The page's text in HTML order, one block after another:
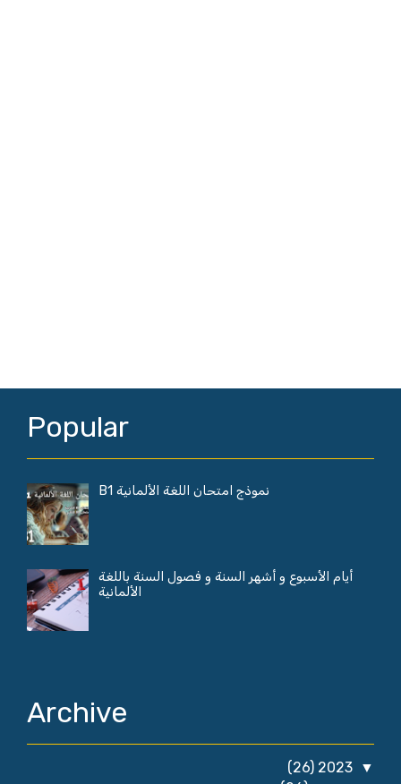
Popular
نموذج امتحان اللغة الألمانية B1
أيام الأسبوع و أشهر السنة و فصول السنة باللغة
الألمانية
Archive
▼
2023
(26)